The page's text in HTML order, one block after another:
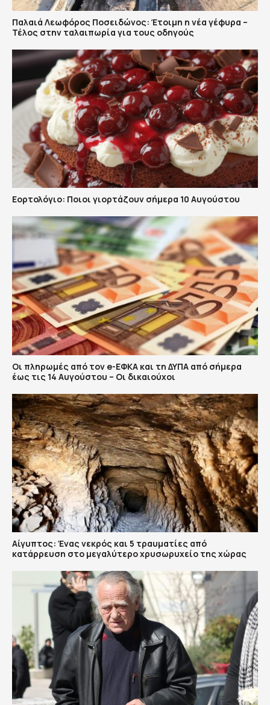
Παλαιά Λεωφόρος Ποσειδώνος: Έτοιμη η νέα γέφυρα –
Τέλος στην ταλαιπωρία για τους οδηγούς
Εορτολόγιο: Ποιοι γιορτάζουν σήμερα 10 Αυγούστου
Οι πληρωμές από τον e-ΕΦΚΑ και τη ΔΥΠΑ από σήμερα
έως τις 14 Αυγούστου – Οι δικαιούχοι
Αίγυπτος: Ένας νεκρός και 5 τραυματίες από
κατάρρευση στο μεγαλύτερο χρυσωρυχείο της χώρας